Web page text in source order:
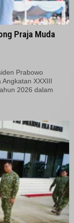
Praja Muda
Prabowo
XXXIII
2026 dalam